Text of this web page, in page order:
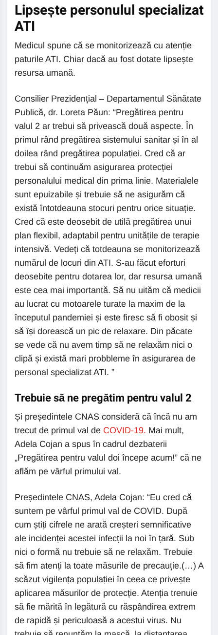
Lipsește personulul specializat
ATI
Medicul spune că se monitorizează cu atenție
paturile ATI. Chiar dacă au fost dotate lipsește
resursa umană.
Consilier Prezidențial – Departamentul Sănătate
Publică, dr. Loreta Păun: “Pregătirea pentru
valul 2 ar trebui să privească două aspecte. În
primul rând pregătirea sistemului sanitar și în al
doilea rând pregătirea populației. Cred că ar
trebui să continuăm asigurarea protecției
personalului medical din prima linie. Materialele
sunt epuizabile și trebuie să ne asigurăm că
există întotdeauna stocuri pentru orice situație.
Cred că este deosebit de utilă pregătirea unui
plan flexibil, adaptabil pentru unitățile de terapie
intensivă. Vedeți că totdeauna se monitorizează
numărul de locuri din ATI. S-au făcut eforturi
deosebite pentru dotarea lor, dar resursa umană
este cea mai importantă. Să nu uităm că medicii
au lucrat cu motoarele turate la maxim de la
începutul pandemiei și este firesc să fi obosit și
să își dorească un pic de relaxare. Din păcate
se vede că nu avem timp să ne relaxăm nici o
clipă și există mari probbleme în asigurarea de
personal specializat ATI. ”
Trebuie să ne pregătim pentru valul 2
Și președintele CNAS consideră că încă nu am
trecut de primul val de COVID-19. Mai mult,
Adela Cojan a spus în cadrul dezbaterii
„Pregătirea pentru valul doi începe acum!” că ne
aflăm pe vârful primului val.
Președintele CNAS, Adela Cojan: “Eu cred că
suntem pe vârful primul val de COVID. După
cum știți cifrele ne arată creșteri semnificative
ale incidenței acestei infecții la noi în țară. Sub
nici o formă nu trebuie să ne relaxăm. Trebuie
să fim atenți la toate măsurile de precauție.(…) A
scăzut vigilența populației în ceea ce privește
aplicarea măsurilor de protecție. Atenția trenuie
să fie mărită în legătură cu răspândirea extrem
de rapidă și periculoasă a acestui virus. Nu